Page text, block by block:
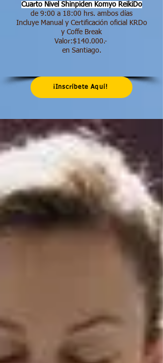
Cuarto Nivel ShinpidenKomyo ReikiDo
de 9:00 a 18:00 hrs.​ ambos días
Incluye Manual y Certificación oficial KRDo
y Coffe Break
Valor:$140.000.-
en Santiago.
¡Inscríbete Aquí!